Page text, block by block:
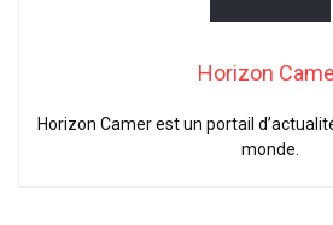
Horizon
Horizon Camer est un portail
monde.